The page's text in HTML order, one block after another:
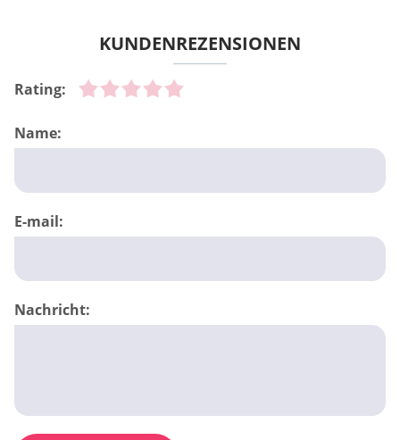
KUNDENREZENSIONEN
Rating:
Name:
E-mail:
Nachricht: